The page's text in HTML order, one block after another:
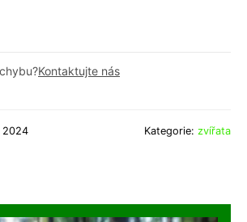
Kontaktujte nás
2024 Kategorie: zvířata